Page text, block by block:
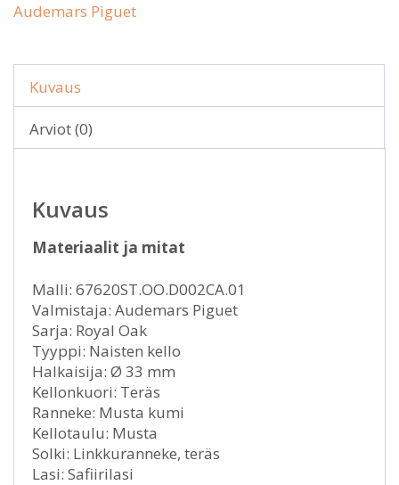
Audemars Piguet
Kuvaus
Arviot (0)
Kuvaus
Materiaalit ja mitat
Malli: 67620ST.OO.D002CA.01
Valmistaja: Audemars Piguet
Sarja: Royal Oak
Tyyppi: Naisten kello
Halkaisija: Ø 33 mm
Kellonkuori: Teräs
Ranneke: Musta kumi
Kellotaulu: Musta
Solki: Linkkuranneke, teräs
Lasi: Safiirilasi